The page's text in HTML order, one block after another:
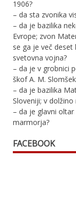
1906?
– da sta zvonika
– da je bazilika
Evrope; zvon
se ga je več
svetovna vojna?
– da je v grobnici
škof A. M.
– da je bazilika
Sloveniji; v
– da je glavni
marmorja?
FACEBOOK